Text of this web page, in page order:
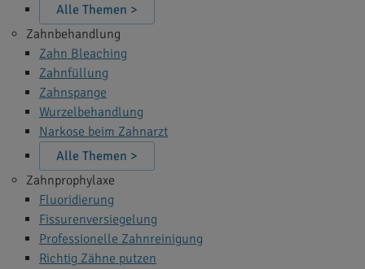
Alle Themen >
Zahnbehandlung
Zahn Bleaching
Zahnfüllung
Zahnspange
Wurzelbehandlung
Narkose beim Zahnarzt
Alle Themen >
Zahnprophylaxe
Fluoridierung
Fissurenversiegelung
Professionelle Zahnreinigung
Richtig Zähne putzen